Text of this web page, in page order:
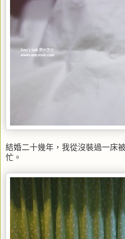
結婚二十幾年，我從沒裝過一床
忙。